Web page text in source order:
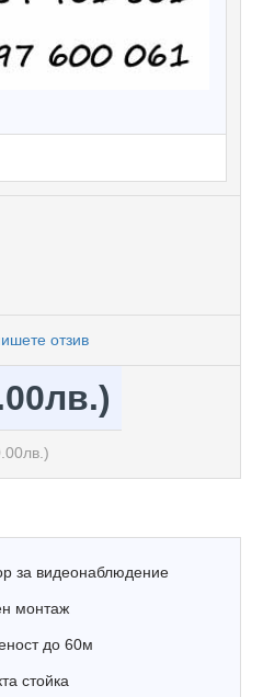
отзив
за видеонаблюдение
монтаж
до 60м
стойка